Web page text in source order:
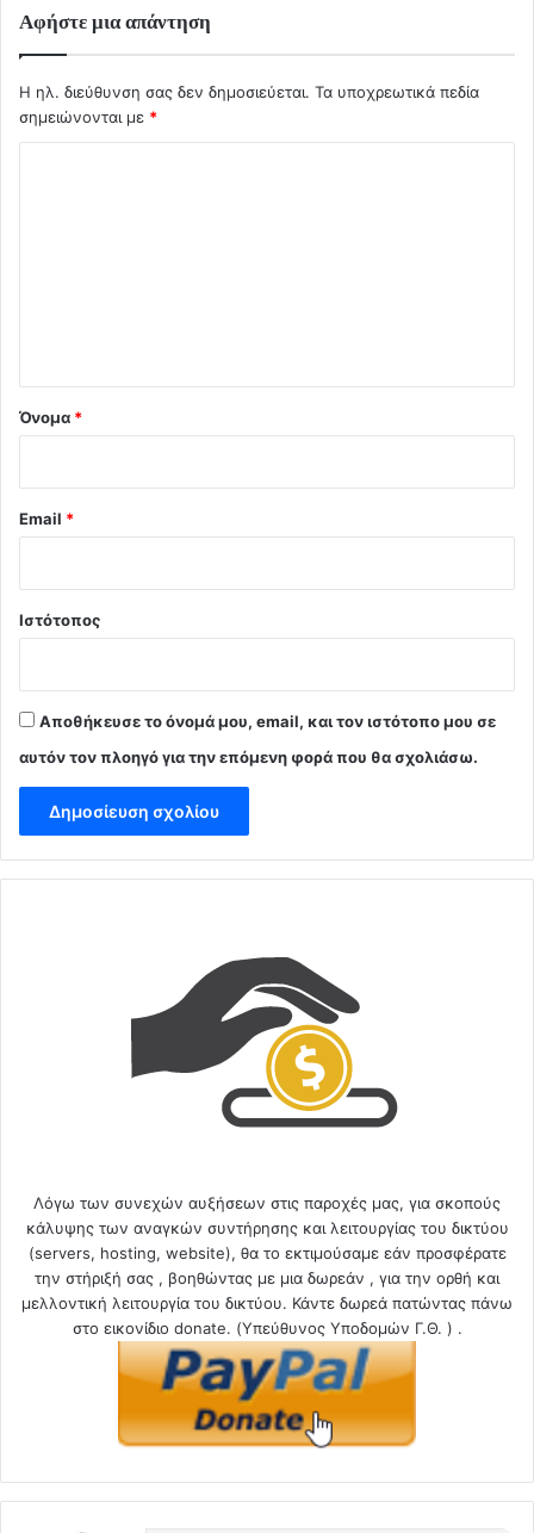
Αφήστε μια απάντηση
Η ηλ. διεύθυνση σας δεν δημοσιεύεται. Τα υποχρεωτικά πεδία
σημειώνονται με *
Όνομα *
Email *
Ιστότοπος
Αποθήκευσε το όνομά μου, email, και τον ιστότοπο μου σε
αυτόν τον πλοηγό για την επόμενη φορά που θα σχολιάσω.
Λόγω των συνεχών αυξήσεων στις παροχές μας, για σκοπούς
κάλυψης των αναγκών συντήρησης και λειτουργίας του δικτύου
(servers, hosting, website), θα το εκτιμούσαμε εάν προσφέρατε
την στήριξή σας , βοηθώντας με μια δωρεάν , για την ορθή και
μελλοντική λειτουργία του δικτύου. Κάντε δωρεά πατώντας πάνω
στο εικονίδιο donate. (Υπεύθυνος Υποδομών Γ.Θ. ) .